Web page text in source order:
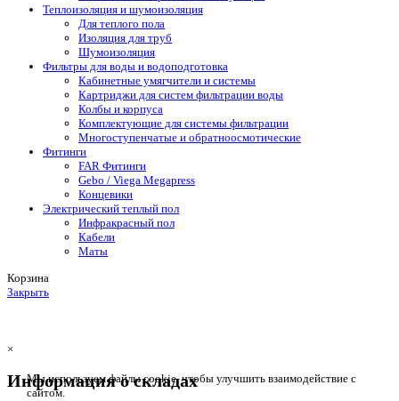
Теплоизоляция и шумоизоляция
Для теплого пола
Изоляция для труб
Шумоизоляция
Фильтры для воды и водоподготовка
Кабинетные умягчители и системы
Картриджи для систем фильтрации воды
Колбы и корпуса
Комплектующие для системы фильтрации
Многоступенчатые и обратноосмотические
Фитинги
FAR Фитинги
Gebo / Viega Megapress
Концевики
Электрический теплый пол
Инфракрасный пол
Кабели
Маты
Корзина
Закрыть
Мы используем файлы cookie, чтобы улучшить взаимодействие с
сайтом.
×
Информация о складах